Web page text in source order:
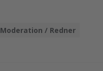
Moderation / Redner